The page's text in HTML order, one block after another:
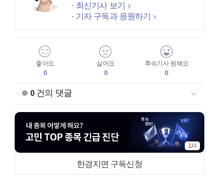
최신기사 보기
기자 구독과 응원하기
좋아요
0
싫어요
0
후속기사 원해요
0
0건의 댓글
1/4
한경지면 구독신청